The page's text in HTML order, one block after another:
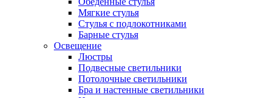
Мягкие стулья
Стулья с подлокотниками
Барные стулья
Освещение
Люстры
Подвесные светильники
Потолочные светильники
Бра и настенные светильники